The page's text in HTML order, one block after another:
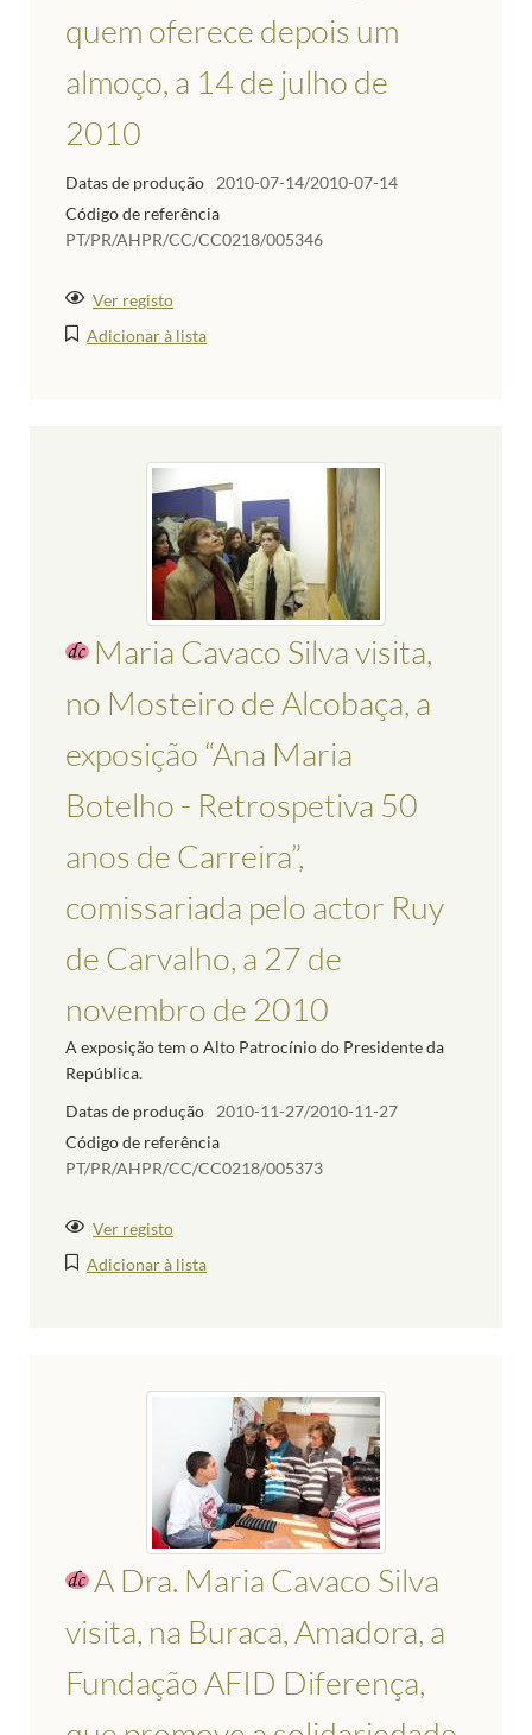
quem oferece depois um
almoço, a 14 de julho de
2010
Datas de produção
2010-07-14/2010-07-14
Código de referência
PT/PR/AHPR/CC/CC0218/005346
Ver registo
Adicionar à lista
Maria Cavaco Silva visita,
no Mosteiro de Alcobaça, a
exposição “Ana Maria
Botelho - Retrospetiva 50
anos de Carreira”,
comissariada pelo actor Ruy
de Carvalho, a 27 de
novembro de 2010
A exposição tem o Alto Patrocínio do Presidente da
República.
Datas de produção
2010-11-27/2010-11-27
Código de referência
PT/PR/AHPR/CC/CC0218/005373
Ver registo
Adicionar à lista
A Dra. Maria Cavaco Silva
visita, na Buraca, Amadora, a
Fundação AFID Diferença,